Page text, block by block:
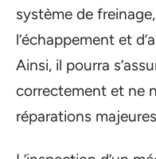
système de
l’échappement et
Ainsi, il pourra
correctement et ne
réparations